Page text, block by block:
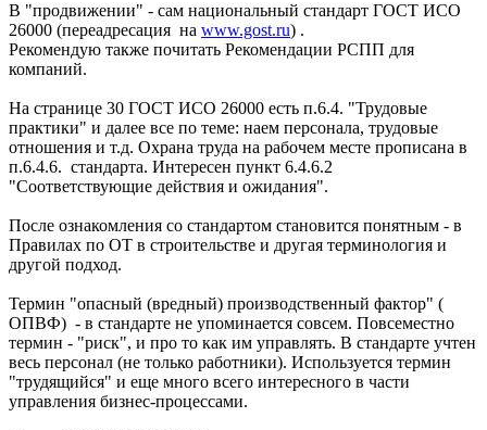
В "продвижении" - сам национальный стандарт ГОСТ ИСО
26000 (переадресация на www.gost.ru) .
Рекомендую также почитать Рекомендации РСПП для
компаний.
На странице 30 ГОСТ ИСО 26000 есть п.6.4. "Трудовые
практики" и далее все по теме: наем персонала, трудовые
отношения и т.д. Охрана труда на рабочем месте прописана в
п.6.4.6. стандарта. Интересен пункт 6.4.6.2
"Соответствующие действия и ожидания".
После ознакомления со стандартом становится понятным - в
Правилах по ОТ в строительстве и другая терминология и
другой подход.
Термин "опасный (вредный) производственный фактор" (
ОПВФ) - в стандарте не упоминается совсем. Повсеместно
термин - "риск", и про то как им управлять. В стандарте учтен
весь персонал (не только работники). Используется термин
"трудящийся" и еще много всего интересного в части
управления бизнес-процессами.